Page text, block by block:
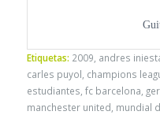
Etiquetas: 2009, andres
carles puyol, champions
estudiantes, fc barcelona,
manchester united, mundial